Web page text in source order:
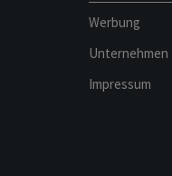
Werbung
Unternehmen
Impressum